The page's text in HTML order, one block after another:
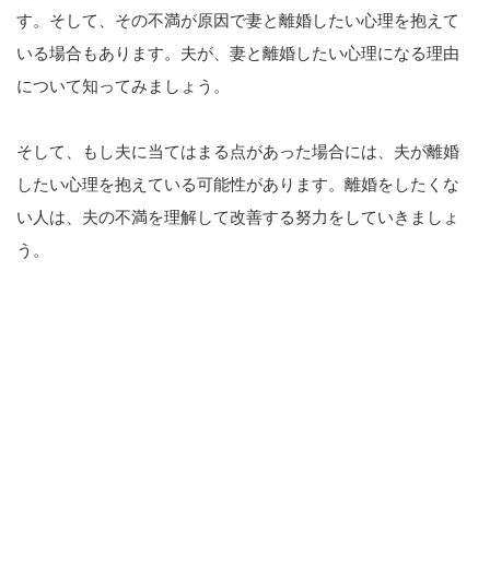
す。そして、その不満が原因で妻と離婚したい心理を抱えて
いる場合もあります。夫が、妻と離婚したい心理になる理由
について知ってみましょう。
そして、もし夫に当てはまる点があった場合には、夫が離婚
したい心理を抱えている可能性があります。離婚をしたくな
い人は、夫の不満を理解して改善する努力をしていきましょ
う。